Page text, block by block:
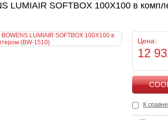
LUMIAIR SOFTBOX 100X100 в
Цена:
12
К